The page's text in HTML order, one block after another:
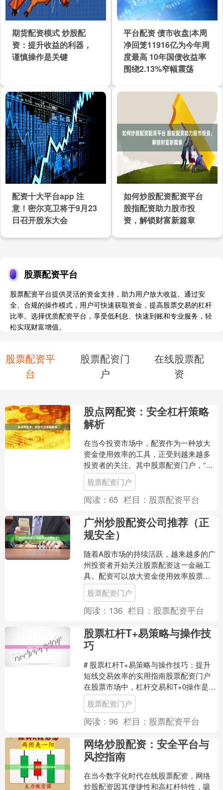
期货配资模式 炒股配
资：提升收益的利器，
谨慎操作是关键
平台配资 债市收盘|本周
净回笼11916亿为今年周
度最高 10年国债收益率
围绕2.13%窄幅震荡
配资十大平台app 注
意！密尔克卫将于9月23
日召开股东大会
如何炒股配资配资平台
股指配资助力股市投
资，解锁财富新篇章
股票配资平台
股票配资平台提供灵活的资金支持，助力用户放大收益。通过安
全、合规的操作模式，用户可快速获取资金，提高股票交易的杠杆
比率。选择优质配资平台，享受低利息、快速到账和专业服务，轻
松实现财富增值。
股票配资平
台
股票配资门
户
在线股票配
资
股点网配资：安全杠杆策略
解析
在当今投资市场中，配资作为一种放大
资金使用效率的工具，正受到越来越多
投资者的关注。其中股票配资门户，“股
点网配资”凭借其透明、规范的运作模
式，成为不少投资者实现....
股票配资门户
阅读：65 栏目： 股票配资平台
广州炒股配资公司推荐（正
规安全）
随着A股市场的持续活跃，越来越多的广
州投资者开始关注股票配资这一金融工
具。配资可以放大资金使用效率股票配
资门户，但同时也伴随着更高的风险。
因此，选择一家正规、安....
股票配资门户
阅读： 136 栏目： 股票配资平台
股票杠杆T+易策略与操作技
巧
# 股票杠杆T+易策略与操作技巧：提升
短线交易效率的实用指南股票配资门户
在股票市场中，杠杆交易和T+0操作是许
多投资者关注的核心话题。所谓“T+易”，
指的是在....
股票配资门户
阅读：96 栏目： 股票配资平台
网络炒股配资：安全平台与
风控指南
在当今数字化时代在线股票配资，网络
炒股配资因其便捷性和高杠杆特性，吸